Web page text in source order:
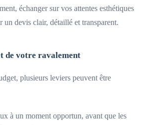
échanger sur vos attentes esthétiques
un devis clair, détaillé et transparent.
de votre ravalement
plusieurs leviers peuvent être
à un moment opportun, avant que les